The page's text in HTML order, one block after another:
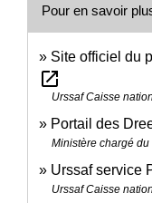
Pour en savoir
Site officiel du
open_in_new
Urssaf Caisse
Portail des
Ministère chargé du
Urssaf service
Urssaf Caisse